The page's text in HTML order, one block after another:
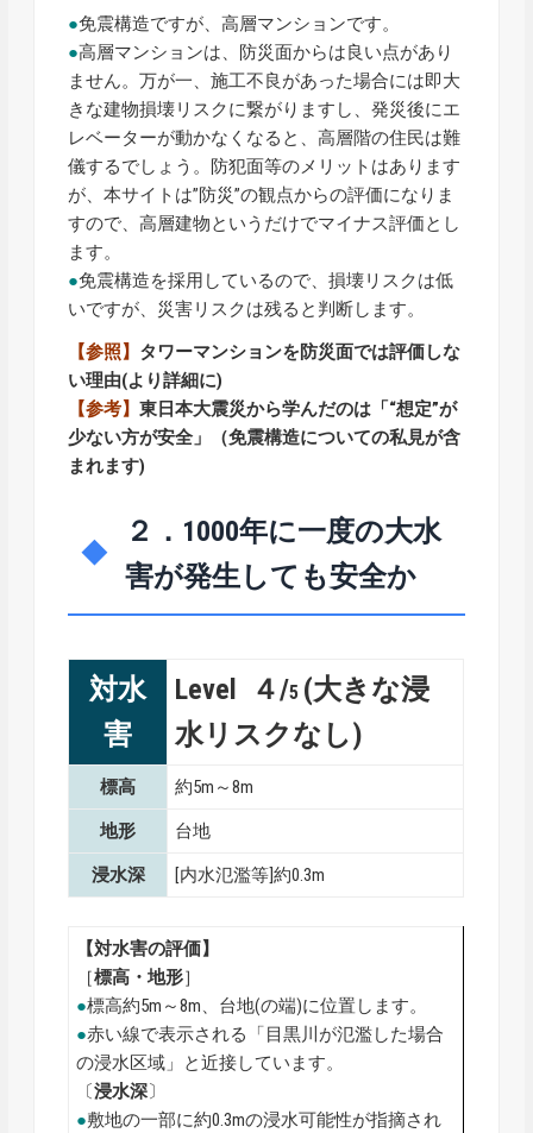
●免震構造ですが、高層マンションです。
●高層マンションは、防災面からは良い点があり
ません。万が一、施工不良があった場合には即大
きな建物損壊リスクに繋がりますし、発災後にエ
レベーターが動かなくなると、高層階の住民は難
儀するでしょう。防犯面等のメリットはあります
が、本サイトは”防災”の観点からの評価になりま
すので、高層建物というだけでマイナス評価とし
ます。
●免震構造を採用しているので、損壊リスクは低
いですが、災害リスクは残ると判断します。
【参照】 タワーマンションを防災面では評価しな
い理由(より詳細に)
【参考】東日本大震災から学んだのは「“想定”が
少ない方が安全」（免震構造についての私見が含
まれます)
２．1000年に一度の大水
害が発生しても安全か
対水
害
Level ４/5 (大きな浸
水リスクなし)
標高 約5m～8m
地形 台地
浸水深 [内水氾濫等]約0.3m
【対水害の評価】
［標高・地形］
●標高約5m～8m、台地(の端)に位置します。
●赤い線で表示される「目黒川が氾濫した場合
の浸水区域」と近接しています。
〔浸水深〕
●敷地の一部に約0.3mの浸水可能性が指摘され